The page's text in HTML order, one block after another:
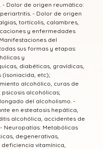
- Dolor de origen reumático:
- Dolor de origen
tortícolis, calambres,
y enfermedades
del
sus formas y etapas:
y
diabéticas, gravídicas,
(isoniacida, etc);
alcohólico, curas de
alcohólicas;
del alcoholismo. -
en esteatosis hepática,
alcohólica, accidentes de
Neuropatías: Metabólicas
degenerativas,
vitamínica,